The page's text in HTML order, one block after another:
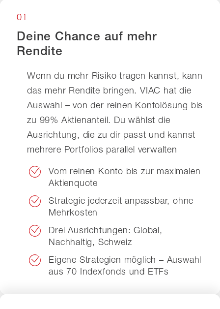
01
Deine Chance auf mehr
Rendite
Wenn du mehr Risiko tragen kannst, kann
das mehr Rendite bringen. VIAC hat die
Auswahl – von der reinen Kontolösung bis
zu 99% Aktienanteil. Du wählst die
Ausrichtung, die zu dir passt und kannst
mehrere Portfolios parallel verwalten
Vom reinen Konto bis zur maximalen
Aktienquote
Strategie jederzeit anpassbar, ohne
Mehrkosten
Drei Ausrichtungen: Global,
Nachhaltig, Schweiz
Eigene Strategien möglich – Auswahl
aus 70 Indexfonds und ETFs